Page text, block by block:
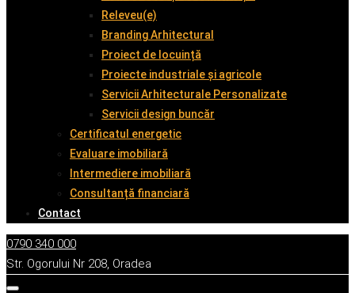
Releveu(e)
Branding Arhitectural
Proiect de locuință
Proiecte industriale și agricole
Servicii Arhitecturale Personalizate
Servicii design buncăr
Certificatul energetic
Evaluare imobiliară
Intermediere imobiliară
Consultanță financiară
Contact
0790 340 000
Str. Ogorului Nr 208, Oradea